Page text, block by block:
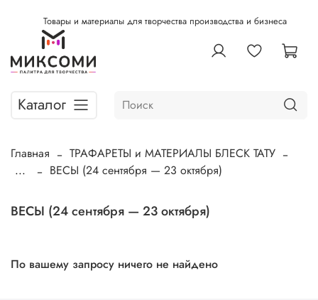
Товары и материалы для творчества производства и бизнеса
Каталог
Главная
ТРАФАРЕТЫ и МАТЕРИАЛЫ БЛЕСК ТАТУ
...
ВЕСЫ (24 сентября — 23 октября)
ВЕСЫ (24 сентября — 23 октября)
По вашему запросу ничего не найдено